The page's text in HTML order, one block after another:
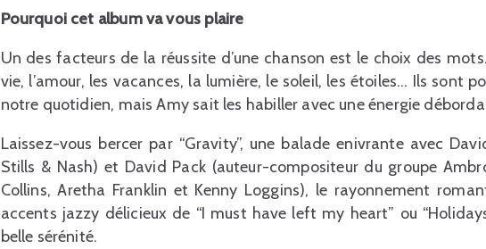
Pourquoi cet album va vous plaire
Un des facteurs de la réussite d’une chanson est le choix des
vie, l’amour, les vacances, la lumière, le soleil, les étoiles… Ils sont
notre quotidien, mais Amy sait les habiller avec une énergie
Laissez-vous bercer par “Gravity”, une balade enivrante avec
Stills & Nash) et David Pack (auteur-compositeur du groupe
Collins, Aretha Franklin et Kenny Loggins), le rayonnement
accents jazzy délicieux de “I must have left my heart” ou
belle sérénité.